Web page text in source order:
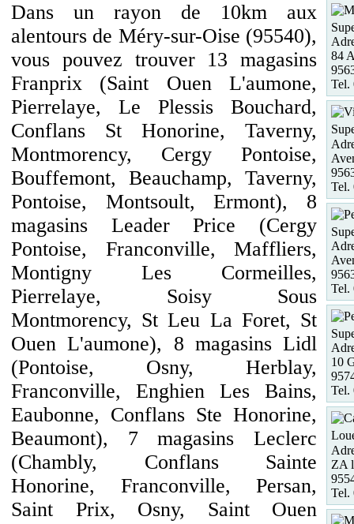
Dans un rayon de 10km aux
alentours de Méry-sur-Oise (95540),
vous pouvez trouver 13 magasins
Franprix (Saint Ouen L'aumone,
Pierrelaye, Le Plessis Bouchard,
Conflans St Honorine, Taverny,
Montmorency, Cergy Pontoise,
Bouffemont, Beauchamp, Taverny,
Pontoise, Montsoult, Ermont), 8
magasins Leader Price (Cergy
Pontoise, Franconville, Maffliers,
Montigny Les Cormeilles,
Pierrelaye, Soisy Sous
Montmorency, St Leu La Foret, St
Ouen L'aumone), 8 magasins Lidl
(Pontoise, Osny, Herblay,
Franconville, Enghien Les Bains,
Eaubonne, Conflans Ste Honorine,
Beaumont), 7 magasins Leclerc
(Chambly, Conflans Sainte
Honorine, Franconville, Persan,
Saint Prix, Osny, Saint Ouen
84
Tel.
Tel.
Tel.
10
Tel.
ZA
Tel.